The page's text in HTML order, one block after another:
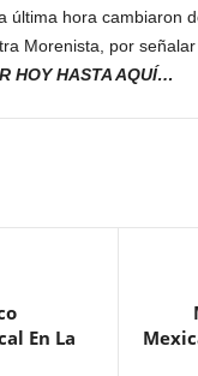
última hora cambiaron
Morenista, por
HOY HASTA AQUÍ…
En La